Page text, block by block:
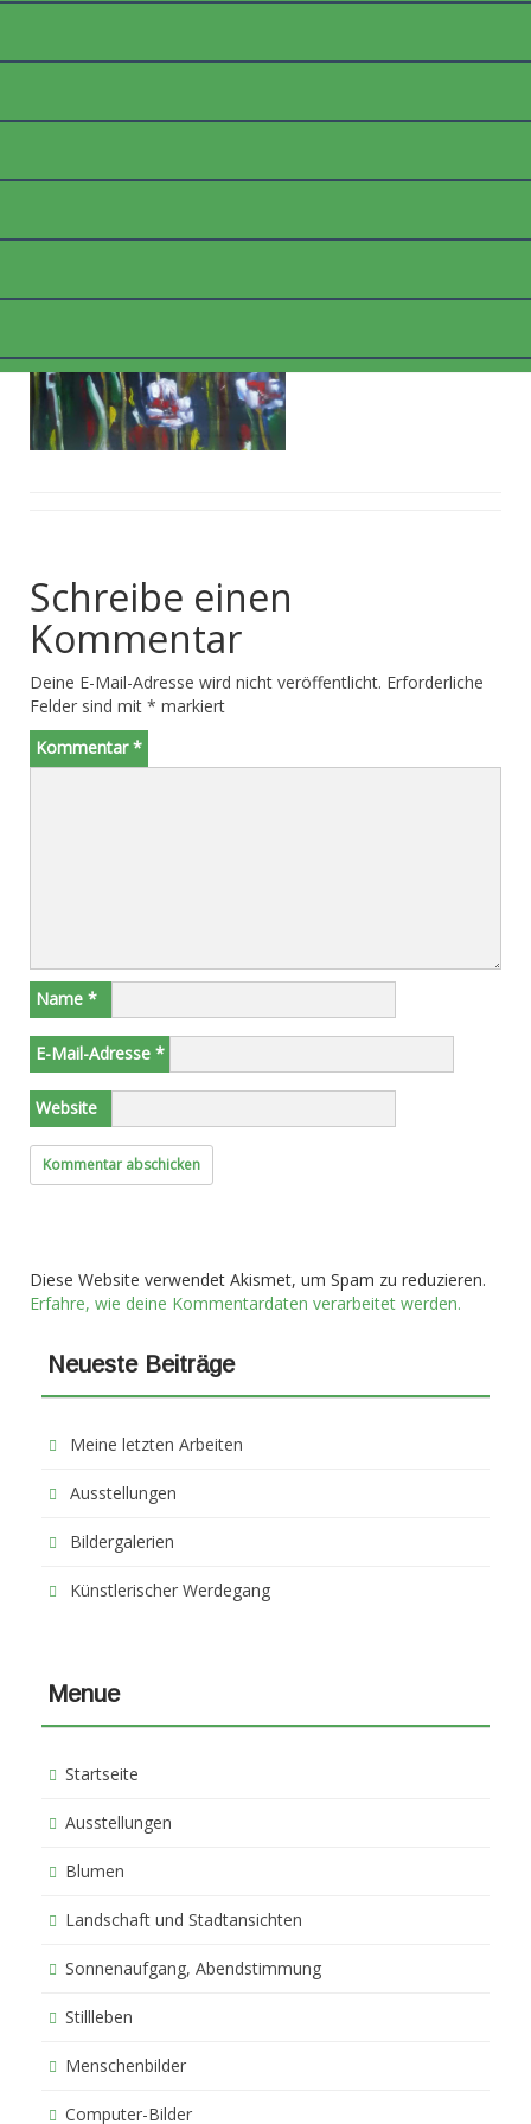
B_TULPENABSTRAKT
Schreibe einen
Kommentar
Deine E-Mail-Adresse wird nicht veröffentlicht. Erforderliche
Felder sind mit * markiert
Kommentar*
Name *
E-Mail-Adresse *
Website
Diese Website verwendet Akismet, um Spam zu reduzieren.
Erfahre, wie deine Kommentardaten verarbeitet werden.
Neueste Beiträge
Meine letzten Arbeiten
Ausstellungen
Bildergalerien
Künstlerischer Werdegang
Menue
Startseite
Ausstellungen
Blumen
Landschaft und Stadtansichten
Sonnenaufgang, Abendstimmung
Stillleben
Menschenbilder
Computer-Bilder